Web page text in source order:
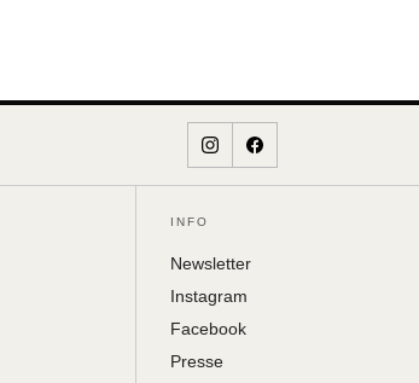
INFO
Newsletter
Instagram
Facebook
Presse